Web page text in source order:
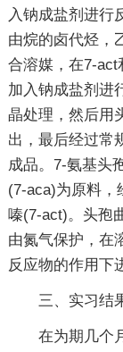
入钠成盐剂进行
由烷的卤代烃，
合溶媒，在7-act
加入钠成盐剂进
晶处理，然后用
出，最后经过常
成品。7-氨基头
(7-aca)为原料，
嗪(7-act)。头孢
由氮气保护，在
反应物的作用下
三、实习结
在为期几个